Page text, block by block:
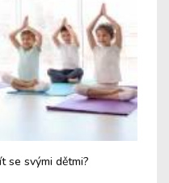
se svými dětmi?